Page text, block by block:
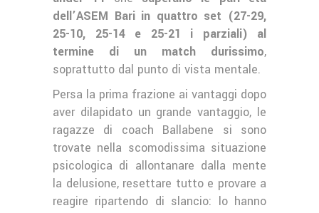
dell’ASEM Bari in quattro set (27-29,
25-10, 25-14 e 25-21 i parziali) al
termine di un match durissimo,
soprattutto dal punto di vista mentale.
Persa la prima frazione ai vantaggi dopo
aver dilapidato un grande vantaggio, le
ragazze di coach Ballabene si sono
trovate nella scomodissima situazione
psicologica di allontanare dalla mente
la delusione, resettare tutto e provare a
reagire ripartendo di slancio: lo hanno